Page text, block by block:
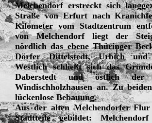
Melchendorf erstreckt sich
Straße von Erfurt nach
Kilometer vom Stadtzentrum
von Melchendorf liegt der
nördlich das ebene Thüringer
Dörfer Dittelstedt, Urbich und
Westlich schließt sich das
Daberstedt und östlich der
Windischholzhausen an. Zu
lückenlose Bebauung.
Aus der alten Melchendorfer
Stadtteile gebildet: